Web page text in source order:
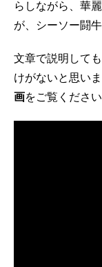
らしながら、華
が、シーソー闘
文章で説明して
けがないと思い
画をご覧ください